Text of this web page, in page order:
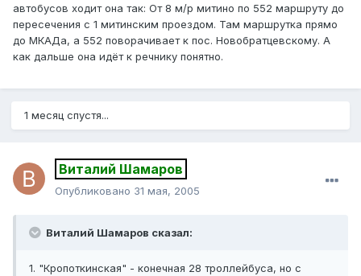
автобусов ходит она так: От 8 м/р митино по 552 маршруту до
пересечения с 1 митинским проездом. Там маршрутка прямо
до МКАДа, а 552 поворачивает к пос. Новобратцевскому. А
как дальше она идёт к речнику понятно.
1 месяц спустя...
Виталий Шамаров
Опубликовано 31 мая, 2005
Виталий Шамаров сказал:
1. "Кропоткинская" - конечная 28 троллейбуса, но с